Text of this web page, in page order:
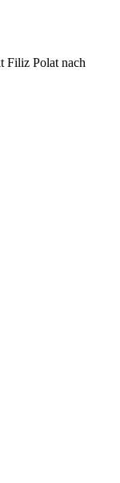
Filiz Polat nach